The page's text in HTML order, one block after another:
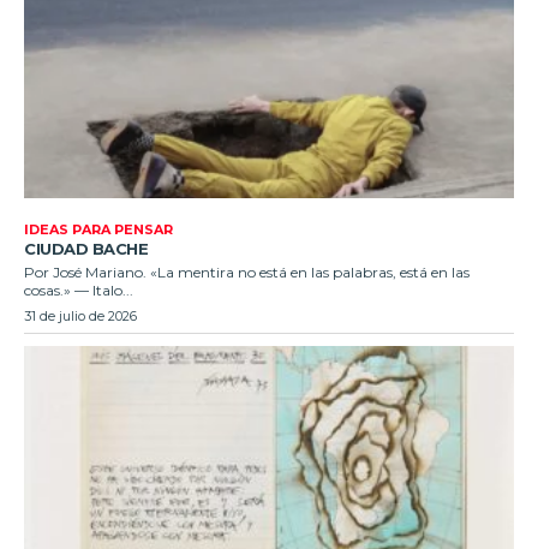
IDEAS PARA PENSAR
CIUDAD BACHE
Por José Mariano. «La mentira no está en las palabras, está en las
cosas.» — Italo...
31 de julio de 2026